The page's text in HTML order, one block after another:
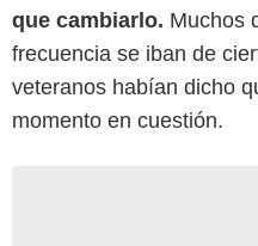
que cambiarlo. Muchos
frecuencia se iban de
veteranos habían dicho
momento en cuestión.